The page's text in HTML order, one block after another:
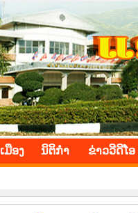
PROVINCE
ມືອງ ນິ​ຕິ​ກຳ ຂ່າວ​ວີ​ດີ​ໂອ